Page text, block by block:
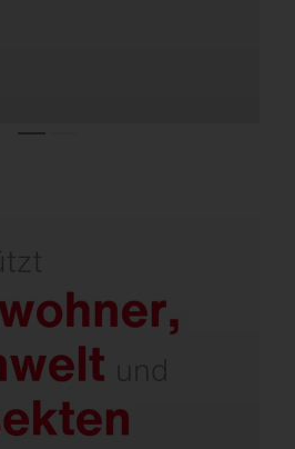
– nur dort Licht,
gebraucht wird.
mit hervorragender
Licht­verteilung und
Light-Control-Blende.